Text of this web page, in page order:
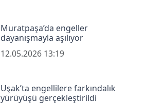
Muratpaşa’da engeller
dayanışmayla aşılıyor
12.05.2026 13:19
Uşak’ta engellilere farkındalık
yürüyüşü gerçekleştirildi